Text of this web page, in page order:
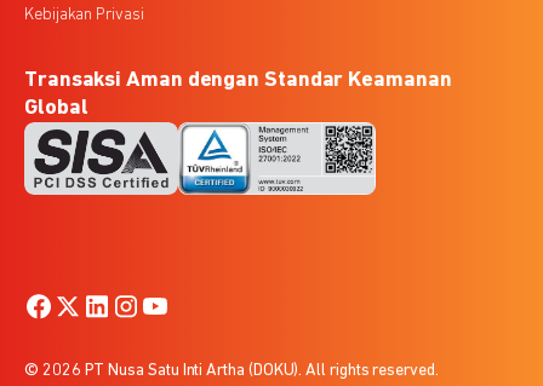
Kebijakan Privasi
Transaksi Aman dengan Standar Keamanan
Global
© 2026 PT Nusa Satu Inti Artha (DOKU). All rights reserved.